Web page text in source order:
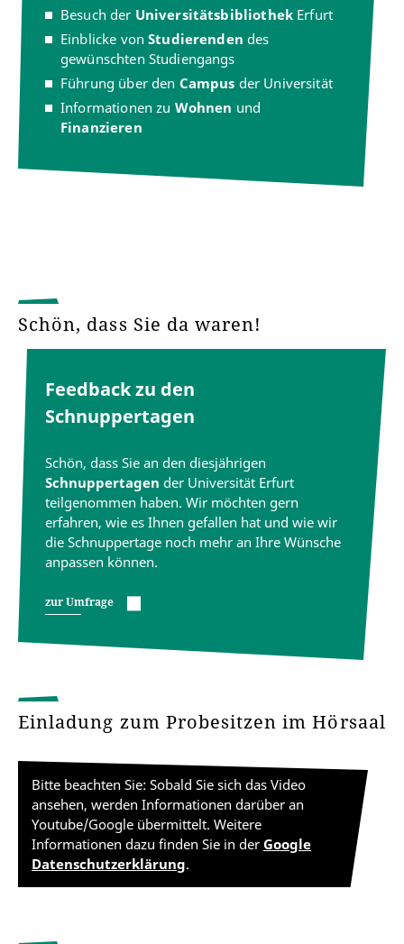
Besuch der Universitätsbibliothek Erfurt
Einblicke vonStudierendendes
gewünschten Studiengangs
Führung über den Campus der Universität
Informationen zu Wohnen und
Finanzieren
Schön, dass Sie da waren!
Feedback zu den
Schnuppertagen
Schön, dass Sie an den diesjährigen
Schnuppertagen der Universität Erfurt
teilgenommen haben. Wir möchten gern
erfahren, wie es Ihnen gefallen hat und wie wir
die Schnuppertage noch mehr an Ihre Wünsche
anpassen können.
zur Umfrage
Einladung zum Probesitzen im Hörsaal
Bitte beachten Sie: Sobald Sie sich das Video
ansehen, werden Informationen darüber an
Youtube/Google übermittelt. Weitere
Informationen dazu finden Sie in der Google
Datenschutzerklärung.